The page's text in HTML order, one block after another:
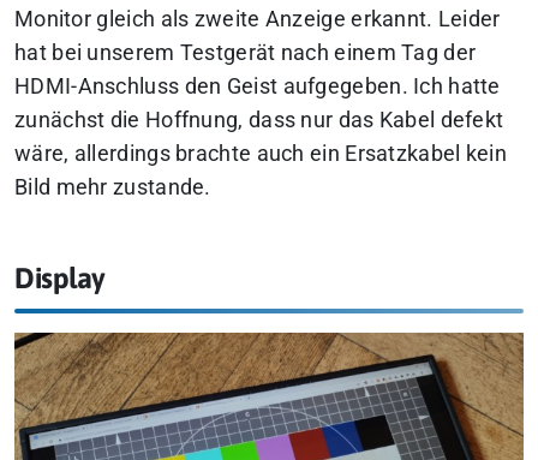
Monitor gleich als zweite Anzeige erkannt. Leider
hat bei unserem Testgerät nach einem Tag der
HDMI-Anschluss den Geist aufgegeben. Ich hatte
zunächst die Hoffnung, dass nur das Kabel defekt
wäre, allerdings brachte auch ein Ersatzkabel kein
Bild mehr zustande.
Display